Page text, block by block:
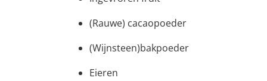
(Rauwe) cacaopoeder
(Wijnsteen)bakpoeder
Eieren